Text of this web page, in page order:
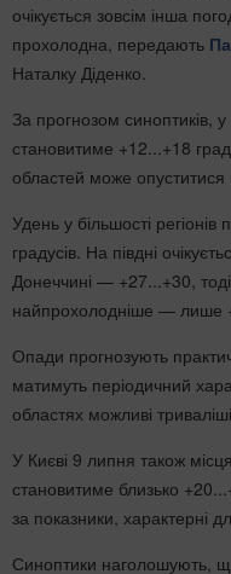
очікується зовсім інша
прохолодна, передають
Наталку Діденко.
За прогнозом синоптиків,
становитиме +12...+18
областей може опуститися
Удень у більшості
градусів. На півдні
Донеччині — +27...+30,
найпрохолодніше — лише
Опади прогнозують
матимуть періодичний
областях можливі
У Києві 9 липня також
становитиме близько
за показники, характерні
Синоптики наголошують,